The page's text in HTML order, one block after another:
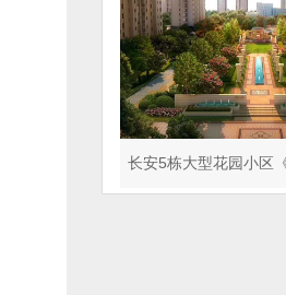
长安5栋大型花园小区